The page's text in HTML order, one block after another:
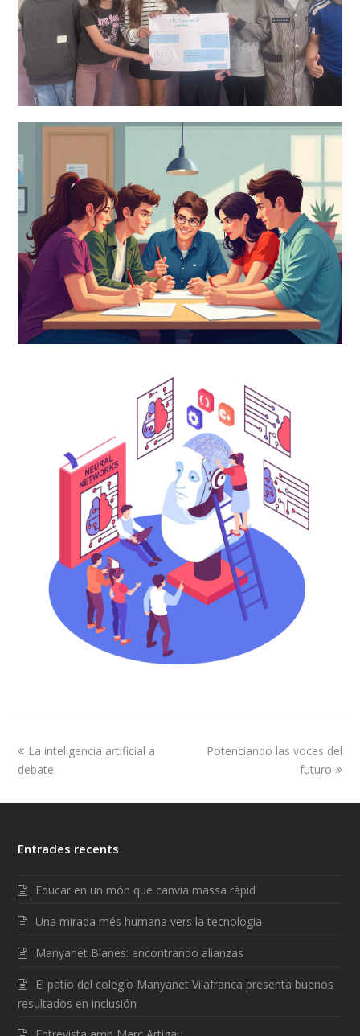
La inteligencia artificial a
debate
Potenciando las voces del
futuro
Entrades recents
Educar en un món que canvia massa ràpid
Una mirada més humana vers la tecnologia
Manyanet Blanes: encontrando alianzas
El patio del colegio Manyanet Vilafranca presenta buenos
resultados en inclusión